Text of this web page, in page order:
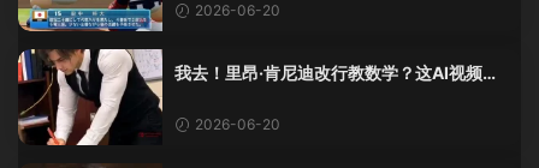
2026-06-20
我去！里昂·肯尼迪改行教数学？这AI视频全
2026-06-20